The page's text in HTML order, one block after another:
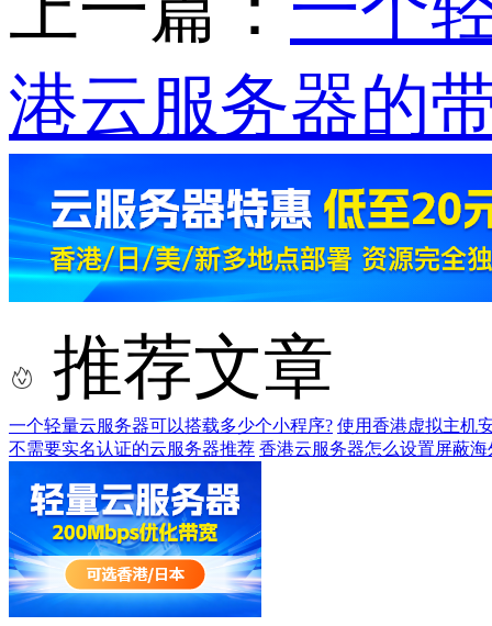
港云服务器的
推荐文章
一个轻量云服务器可以搭载多少个小程序? 使用香港虚拟主机
不需要实名认证的云服务器推荐 香港云服务器怎么设置屏蔽海